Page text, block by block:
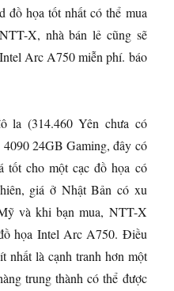
đồ họa tốt nhất có thể mua
X, nhà bán lẻ cũng sẽ
Arc A750 miễn phí. báo
la (314.460 Yên chưa có
24GB Gaming, đây có
tốt cho một cạc đồ họa có
giá ở Nhật Bản có xu
và khi bạn mua, NTT-X
họa Intel Arc A750. Điều
nhất là cạnh tranh hơn một
trung thành có thể được